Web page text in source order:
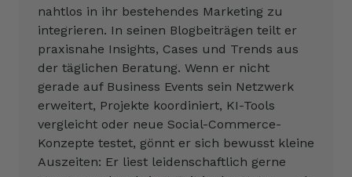
nahtlos in ihr bestehendes Marketing zu
integrieren. In seinen Blogbeiträgen teilt er
praxisnahe Insights, Cases und Trends aus
der täglichen Beratung. Wenn er nicht
gerade auf Business Events sein Netzwerk
erweitert, Projekte koordiniert, KI-Tools
vergleicht oder neue Social-Commerce-
Konzepte testet, gönnt er sich bewusst kleine
Auszeiten: Er liest leidenschaftlich gerne